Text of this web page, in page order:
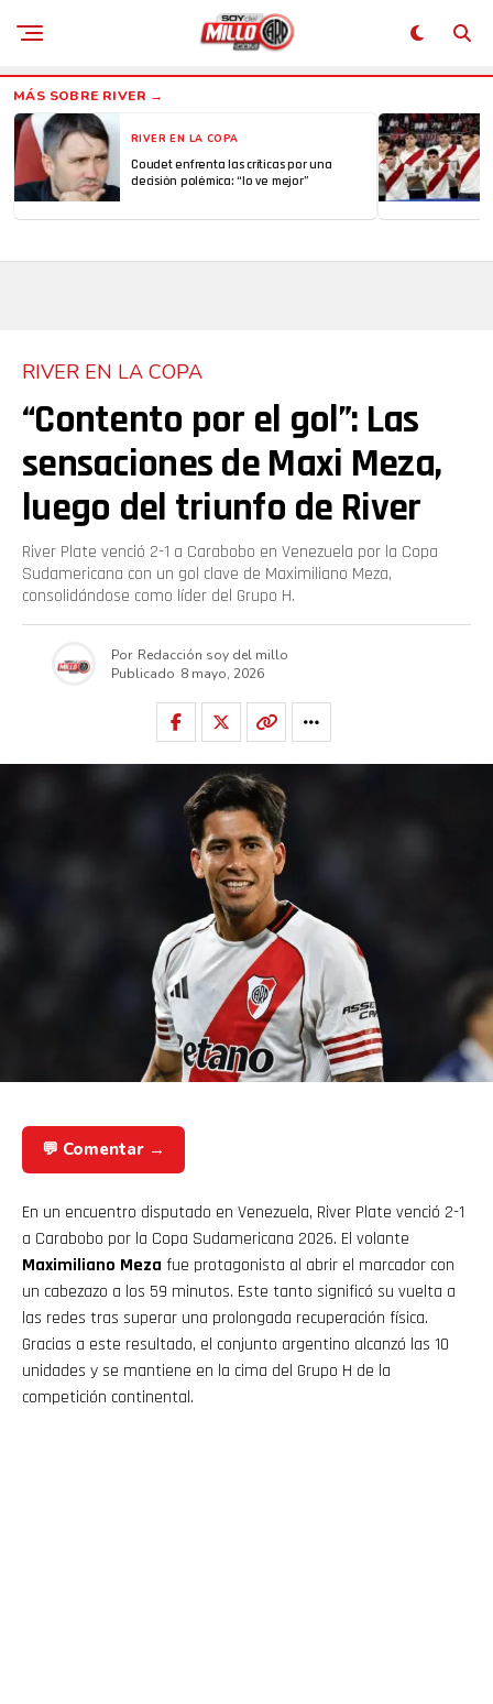
RIVER EN LA COPA
Coudet enfrenta las críticas por una
decisión polémica: “lo ve mejor”
RIVER EN LA COPA
“Contento por el gol”: Las
sensaciones de Maxi Meza,
luego del triunfo de River
River Plate venció 2-1 a Carabobo en Venezuela por la Copa
Sudamericana con un gol clave de Maximiliano Meza,
consolidándose como líder del Grupo H.
Por Redacción soy del millo
Publicado 8 mayo, 2026
💬 Comentar →
En un encuentro disputado en Venezuela, River Plate venció 2-1
a Carabobo por la Copa Sudamericana 2026. El volante
Maximiliano Meza fue protagonista al abrir el marcador con
un cabezazo a los 59 minutos. Este tanto significó su vuelta a
las redes tras superar una prolongada recuperación física.
Gracias a este resultado, el conjunto argentino alcanzó las 10
unidades y se mantiene en la cima del Grupo H de la
competición continental.